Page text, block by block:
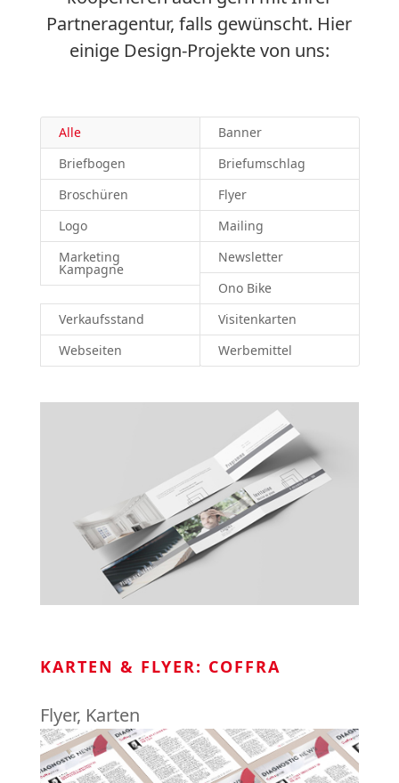
Partneragentur, falls gewünscht. Hier
einige Design-Projekte von uns:
Alle
Banner
Briefbogen
Briefumschlag
Broschüren
Flyer
Logo
Mailing
Marketing
Kampagne
Newsletter
Ono Bike
Verkaufsstand
Visitenkarten
Webseiten
Werbemittel
KARTEN & FLYER: COFFRA
Flyer, Karten